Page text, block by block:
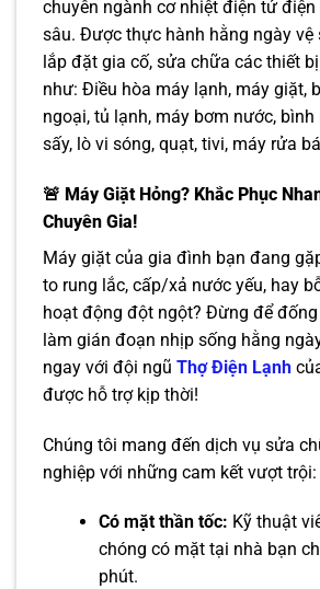
chuyên ngành cơ nhiệt điện tử điện
sâu. Được thực hành hằng ngày vệ
lắp đặt gia cố, sửa chữa các thiết
như: Điều hòa máy lạnh, máy giặt,
ngoại, tủ lạnh, máy bơm nước,
sấy, lò vi sóng, quạt, tivi, máy rửa
🚨 Máy Giặt Hỏng? Khắc Phục
Chuyên Gia!
Máy giặt của gia đình bạn đang
to rung lắc, cấp/xả nước yếu, hay
hoạt động đột ngột? Đừng để
làm gián đoạn nhịp sống hằng
ngay với đội ngũ Thợ Điện Lạnh
được hỗ trợ kịp thời!
Chúng tôi mang đến dịch vụ sửa
nghiệp với những cam kết vượt trội:
Có mặt thần tốc: Kỹ thuật
chóng có mặt tại nhà bạn
phút.